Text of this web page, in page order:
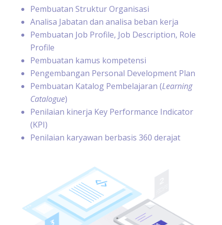
Pembuatan Struktur Organisasi
Analisa Jabatan dan analisa beban kerja
Pembuatan Job Profile, Job Description, Role
Profile
Pembuatan kamus kompetensi
Pengembangan Personal Development Plan
Pembuatan Katalog Pembelajaran (Learning
Catalogue)
Penilaian kinerja Key Performance Indicator
(KPI)
Penilaian karyawan berbasis 360 derajat